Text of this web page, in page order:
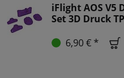
iFlight AOS V5
Set 3D Druck
6,90 € *